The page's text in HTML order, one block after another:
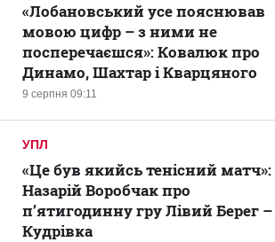
9 серпня 09:11
«Лобановський усе пояснював
мовою цифр – з ними не
посперечаєшся»: Ковалюк про
Динамо, Шахтар і Кварцяного
УПЛ
«Це був якийсь тенісний матч»:
Назарій Воробчак про
п’ятигодинну гру Лівий Берег –
Кудрівка